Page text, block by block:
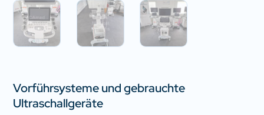
Vorführsysteme und gebrauchte
Ultraschallgeräte